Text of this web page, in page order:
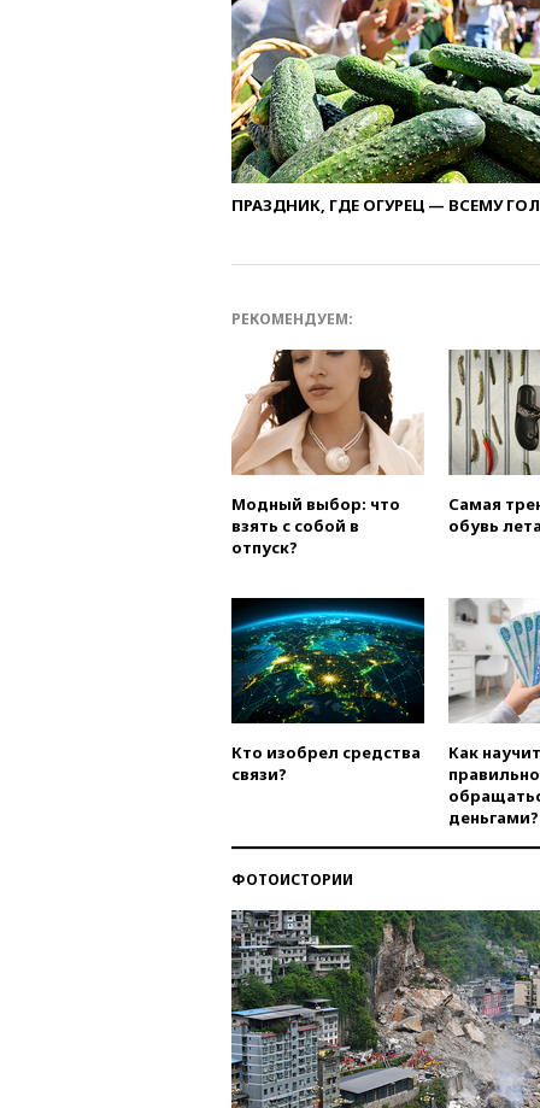
ПРАЗДНИК, ГДЕ ОГУРЕЦ — ВСЕМУ
РЕКОМЕНДУЕМ:
Модный выбор: что
взять с собой в
отпуск?
Самая
обувь
Кто изобрел средства
связи?
Как
правильно
деньгами?
ФОТОИСТОРИИ